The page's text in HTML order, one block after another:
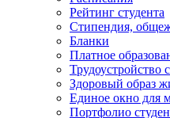
Рейтинг студента
Стипендия,
Бланки
Платное
Трудоустройство
Здоровый образ
Единое окно для
Портфолио